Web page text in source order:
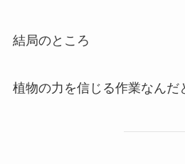
結局のところ
植物の力を信じる作業なんだ